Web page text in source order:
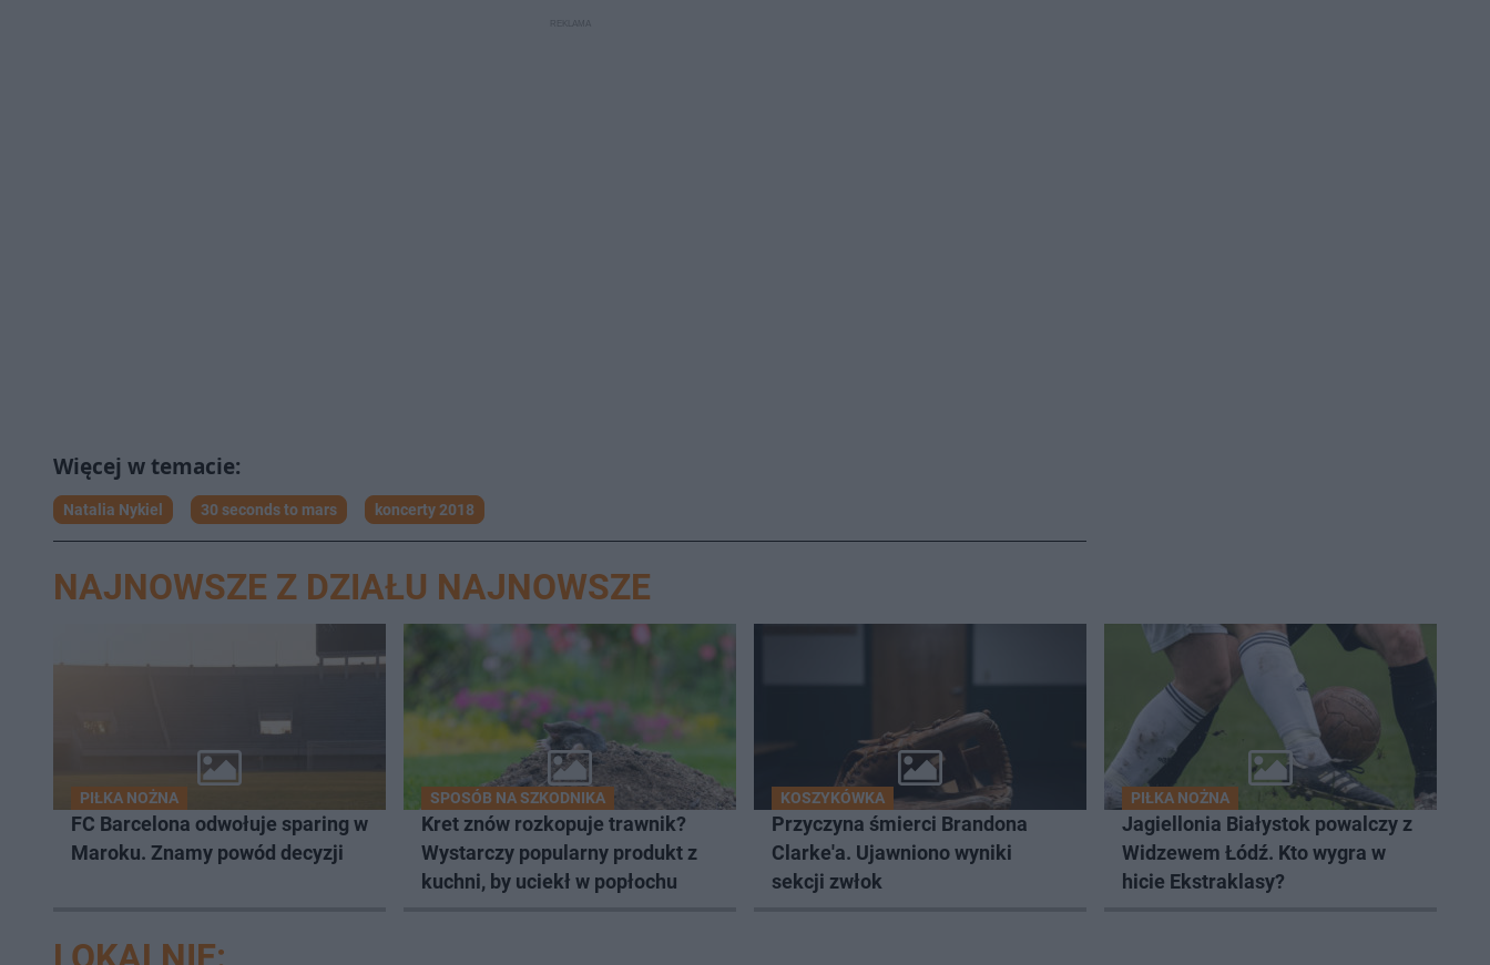
Natalia Nykiel 30 seconds to mars koncerty 2018
NAJNOWSZE Z DZIAŁU NAJNOWSZE
PIŁKA NOŻNA
FC Barcelona odwołuje sparing w
Maroku. Znamy powód decyzji
SPOSÓB NA SZKODNIKA
Kret znów rozkopuje trawnik?
Wystarczy popularny produkt z
kuchni, by uciekł w popłochu
KOSZYKÓWKA
Przyczyna śmierci Brandona
Clarke'a. Ujawniono wyniki
sekcji zwłok
PIŁKA NOŻNA
Jagiellonia Białystok powalczy z
Widzewem Łódź. Kto wygra w
hicie Ekstraklasy?